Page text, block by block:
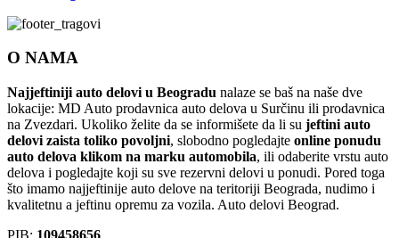
O NAMA
Najjeftiniji auto delovi u Beogradu nalaze se baš na naše dve
lokacije: MD Auto prodavnica auto delova u Surčinu ili prodavnica
na Zvezdari. Ukoliko želite da se informišete da li su jeftini auto
delovi zaista toliko povoljni, slobodno pogledajte online ponudu
auto delova klikom na marku automobila, ili odaberite vrstu auto
delova i pogledajte koji su sve rezervni delovi u ponudi. Pored toga
što imamo najjeftinije auto delove na teritoriji Beograda, nudimo i
kvalitetnu a jeftinu opremu za vozila. Auto delovi Beograd.
PIB: 109458656